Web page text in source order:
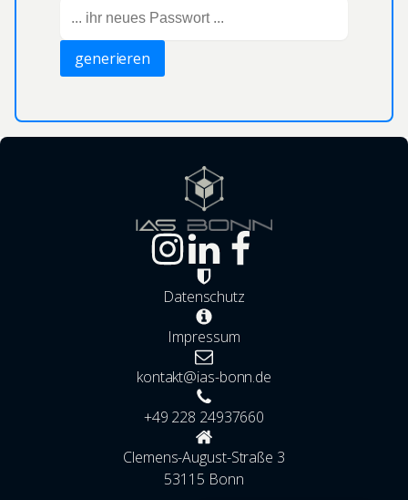
generieren
Datenschutz
Impressum
kontakt@ias-bonn.de
+49 228 24937660
Clemens-August-Straße 3
53115 Bonn